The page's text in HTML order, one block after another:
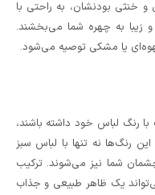
خنثی بودنشان، به راحتی با
به چهره شما می‌بخشند.
یا مشکی توصیه می‌شود.
رنگ لباس خود داشته باشند،
رنگ‌ها نه تنها با لباس سبز
شما نیز می‌شوند. ترکیب
یک ظاهر طبیعی و جذاب